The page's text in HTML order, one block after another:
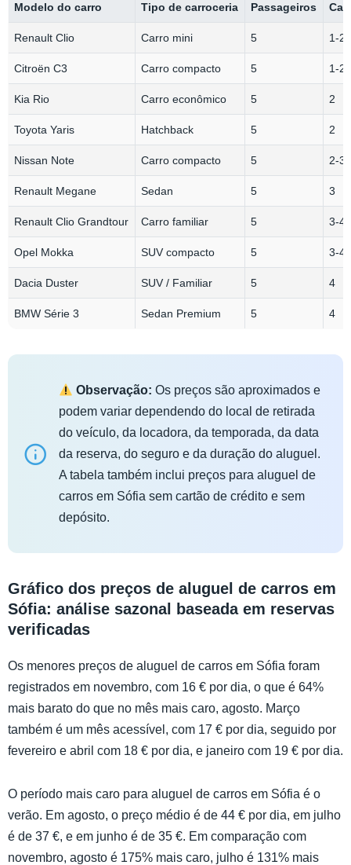
Modelo do carro Tipo de carroceria Passageiros
Renault Clio Carro mini 5 1-2
Citroën C3 Carro compacto 5 1-2
Kia Rio Carro econômico 5 2
Toyota Yaris Hatchback 5 2
Nissan Note Carro compacto 5 2-3
Renault Megane Sedan 5 3
Renault Clio Grandtour Carro familiar 5 3-4
Opel Mokka SUV compacto 5 3-4
Dacia Duster SUV / Familiar 5 4
BMW Série 3 Sedan Premium 5 4
Observação: Os preços são aproximados e
podem variar dependendo do local de retirada
do veículo, da locadora, da temporada, da data
da reserva, do seguro e da duração do aluguel.
A tabela também inclui preços para aluguel de
carros em Sófia sem cartão de crédito e sem
depósito.
Gráfico dos preços de aluguel de carros em
Sófia: análise sazonal baseada em reservas
verificadas
Os menores preços de aluguel de carros em Sófia foram
registrados em novembro, com 16 € por dia, o que é 64%
mais barato do que no mês mais caro, agosto. Março
também é um mês acessível, com 17 € por dia, seguido por
fevereiro e abril com 18 € por dia, e janeiro com 19 € por dia.
O período mais caro para aluguel de carros em Sófia é o
verão. Em agosto, o preço médio é de 44 € por dia, em julho
é de 37 €, e em junho é de 35 €. Em comparação com
novembro, agosto é 175% mais caro, julho é 131% mais